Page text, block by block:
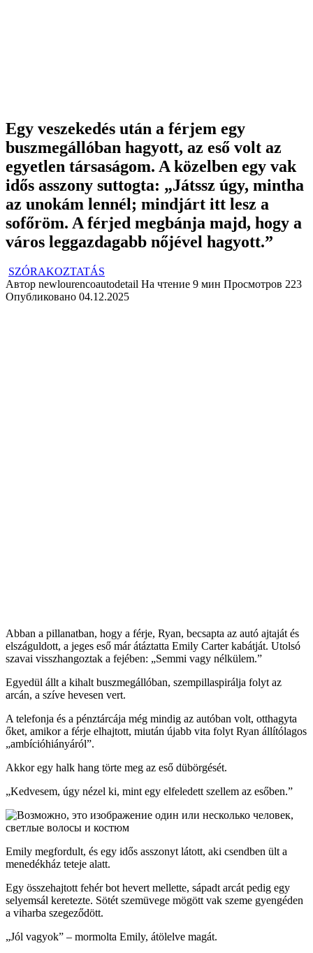
Egy veszekedés után a férjem egy
buszmegállóban hagyott, az eső volt az
egyetlen társaságom. A közelben egy vak
idős asszony suttogta: „Játssz úgy, mintha
az unokám lennél; mindjárt itt lesz a
sofőröm. A férjed megbánja majd, hogy a
város leggazdagabb nőjével hagyott.”
SZÓRAKOZTATÁS
Автор newlourencoautodetail На чтение 9 мин Просмотров 223
Опубликовано 04.12.2025
Abban a pillanatban, hogy a férje, Ryan, becsapta az autó ajtaját és
elszáguldott, a jeges eső már átáztatta Emily Carter kabátját. Utolsó
szavai visszhangoztak a fejében: „Semmi vagy nélkülem.”
Egyedül állt a kihalt buszmegállóban, szempillaspirálja folyt az
arcán, a szíve hevesen vert.
A telefonja és a pénztárcája még mindig az autóban volt, otthagyta
őket, amikor a férje elhajtott, miután újabb vita folyt Ryan állítólagos
„ambícióhiányáról”.
Akkor egy halk hang törte meg az eső dübörgését.
„Kedvesem, úgy nézel ki, mint egy elfeledett szellem az esőben.”
Emily megfordult, és egy idős asszonyt látott, aki csendben ült a
menedékház teteje alatt.
Egy összehajtott fehér bot hevert mellette, sápadt arcát pedig egy
selyemsál keretezte. Sötét szemüvege mögött vak szeme gyengéden
a viharba szegeződött.
„Jól vagyok” – mormolta Emily, átölelve magát.